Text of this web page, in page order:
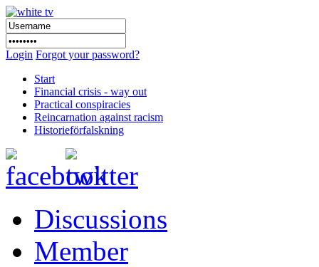
Login Forgot your password?
Start
Financial crisis - way out
Practical conspiracies
Reincarnation against racism
Historieförfalskning
Discussions
Member